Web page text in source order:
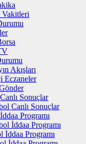
Vakitleri
Akışları
Eczaneler
Sonuçlar
Canlı Sonuçlar
Programı
İddaa Programı
İddaa Programı